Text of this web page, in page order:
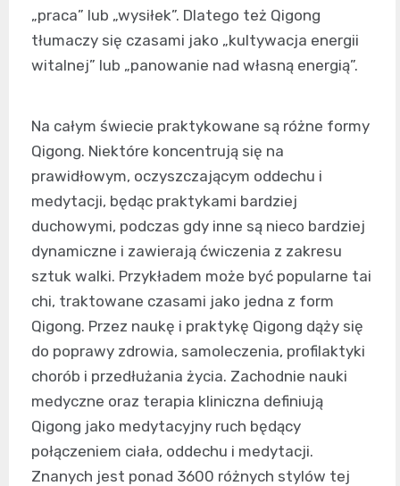
„praca” lub „wysiłek”. Dlatego też Qigong
tłumaczy się czasami jako „kultywacja energii
witalnej” lub „panowanie nad własną energią”.
Na całym świecie praktykowane są różne formy
Qigong. Niektóre koncentrują się na
prawidłowym, oczyszczającym oddechu i
medytacji, będąc praktykami bardziej
duchowymi, podczas gdy inne są nieco bardziej
dynamiczne i zawierają ćwiczenia z zakresu
sztuk walki. Przykładem może być popularne tai
chi, traktowane czasami jako jedna z form
Qigong. Przez naukę i praktykę Qigong dąży się
do poprawy zdrowia, samoleczenia, profilaktyki
chorób i przedłużania życia. Zachodnie nauki
medyczne oraz terapia kliniczna definiują
Qigong jako medytacyjny ruch będący
połączeniem ciała, oddechu i medytacji.
Znanych jest ponad 3600 różnych stylów tej